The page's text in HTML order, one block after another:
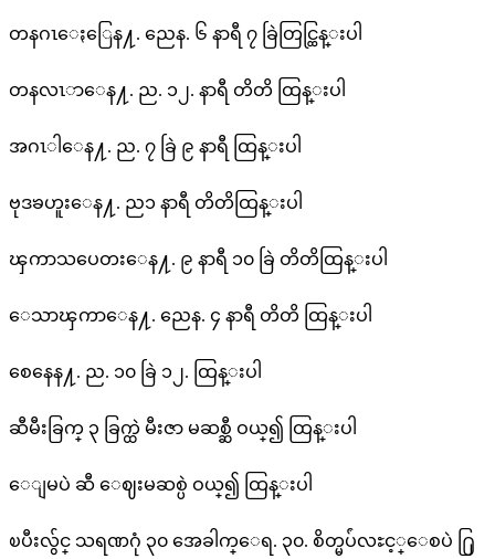
တနဂၤေႏြေန႔. ညေန. ၆ နာရီ ၇ ခြဲတြင္ထြန္းပါ
တနလၤာေန႔. ည. ၁၂. နာရီ တိတိ ထြန္းပါ
အဂၤါေန႔. ည. ၇ ခြဲ ၉ နာရီ ထြန္းပါ
ဗုဒၶဟူးေန႔. ည၁ နာရီ တိတိထြန္းပါ
ၾကာသပေတးေန႔. ၉ နာရီ ၁၀ ခြဲ တိတိထြန္းပါ
ေသာၾကာေန႔. ညေန. ၄ နာရီ တိတိ ထြန္းပါ
စေနေန႔. ည. ၁၀ ခြဲ ၁၂. ထြန္းပါ
ဆီမီးခြက္ ၃ ခြက္ထဲ မီးဇာ မဆစ္ဆီ ဝယ္၍ ထြန္းပါ
ေျမပဲ ဆီ ေဈးမဆစ္ပဲ ဝယ္၍ ထြန္းပါ
ၿပီးလွ်င္ သရဏဂုံ ၃၀ အေခါက္ေရ. ၃၀. စိတ္မပ်ံလႊင့္ေစပဲ ႐ြ